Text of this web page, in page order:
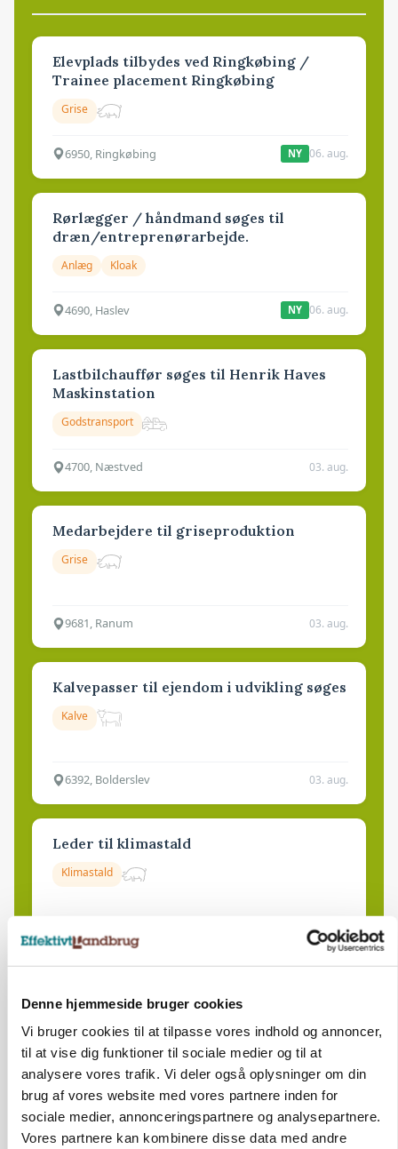
Denne hjemmeside bruger cookies
Vi bruger cookies til at tilpasse vores indhold og annoncer,
til at vise dig funktioner til sociale medier og til at
analysere vores trafik. Vi deler også oplysninger om din
brug af vores website med vores partnere inden for
sociale medier, annonceringspartnere og analysepartnere.
Vores partnere kan kombinere disse data med andre
Elevplads tilbydes ved Ringkøbing /
Trainee placement Ringkøbing
Grise
6950, Ringkøbing NY 06. aug.
Rørlægger / håndmand søges til
dræn/entreprenørarbejde.
Anlæg Kloak
4690, Haslev NY 06. aug.
Lastbilchauffør søges til Henrik Haves
Maskinstation
Godstransport
4700, Næstved 03. aug.
Medarbejdere til griseproduktion
Grise
9681, Ranum 03. aug.
Kalvepasser til ejendom i udvikling søges
Kalve
6392, Bolderslev 03. aug.
Leder til klimastald
Klimastald
9670, Løgstør 03. aug.